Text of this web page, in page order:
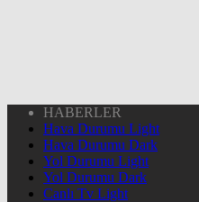
HABERLER
Hava Durumu Light
Hava Durumu Dark
Yol Durumu Light
Yol Durumu Dark
Canlı Tv Light